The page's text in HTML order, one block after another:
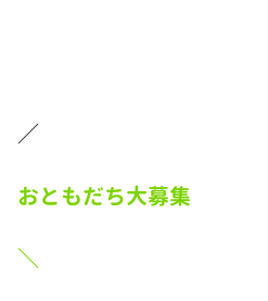
／
おともだち大募集
＼